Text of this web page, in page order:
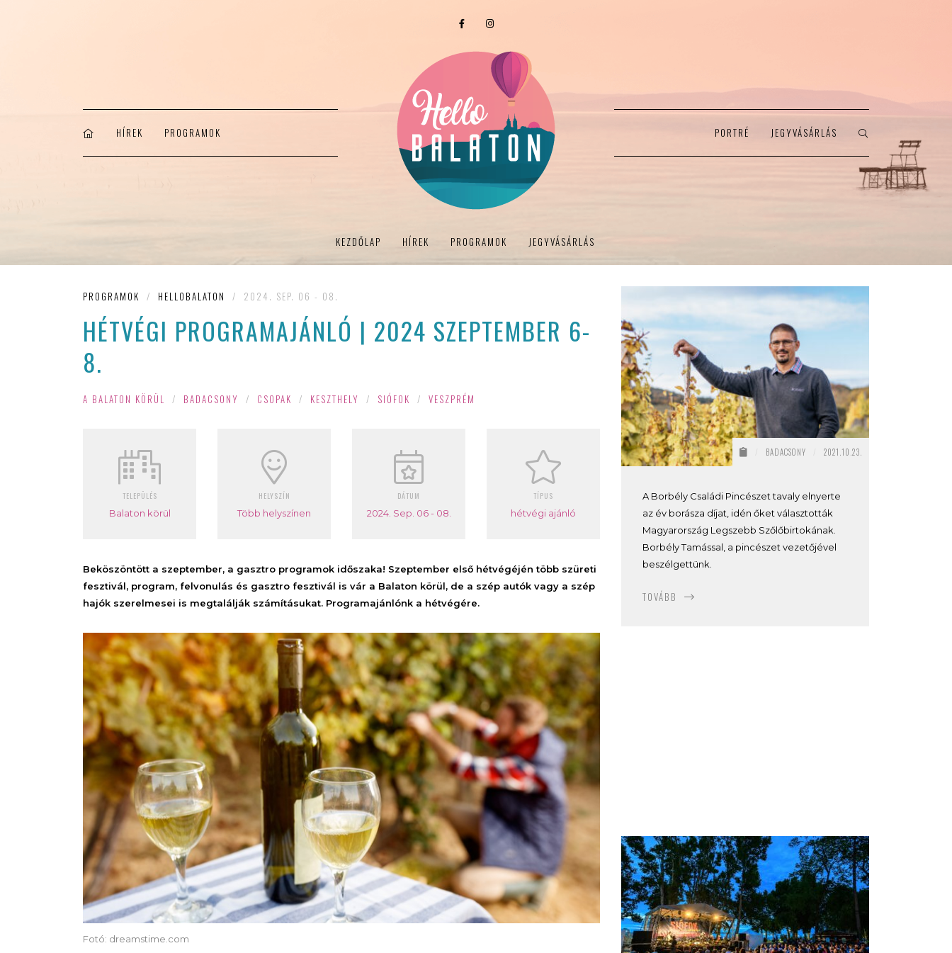
HÍREK PROGRAMOK PORTRÉ JEGYVÁSÁRLÁS
KEZDŐLAP HÍREK PROGRAMOK JEGYVÁSÁRLÁS
PROGRAMOK / HELLOBALATON / 2024. SEP. 06 - 08.
HÉTVÉGI PROGRAMAJÁNLÓ | 2024 SZEPTEMBER 6-
8.
A BALATON KÖRÜL / BADACSONY / CSOPAK / KESZTHELY / SIÓFOK / VESZPRÉM
TELEPÜLÉS
Balaton körül
HELYSZÍN
Több helyszínen
DÁTUM
2024. Sep. 06 - 08.
TÍPUS
hétvégi ajánló
Beköszöntött a szeptember, a gasztro programok időszaka! Szeptember első hétvégéjén több szüreti
fesztivál, program, felvonulás és gasztro fesztivál is vár a Balaton körül, de a szép autók vagy a szép
hajók szerelmesei is megtalálják számításukat. Programajánlónk a hétvégére.
Fotó: dreamstime.com
BADACSONY 2021.10.23.
A Borbély Családi Pincészet tavaly elnyerte
az év borásza díjat, idén őket választották
Magyarország Legszebb Szőlőbirtokának.
Borbély Tamással, a pincészet vezetőjével
beszélgettünk.
TOVÁBB